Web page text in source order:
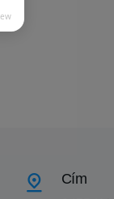
Cím